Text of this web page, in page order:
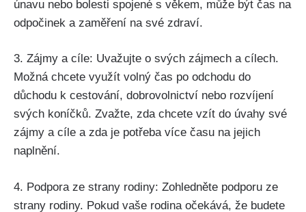
únavu nebo bolesti spojené s věkem, může být čas na
odpočinek a zaměření na své zdraví.
3. Zájmy a cíle: Uvažujte o svých zájmech a cílech.
Možná chcete využít volný čas po odchodu do
důchodu k cestování, dobrovolnictví nebo rozvíjení
svých koníčků. Zvažte, zda chcete vzít do úvahy své
zájmy a cíle a zda je potřeba více času na jejich
naplnění.
4. Podpora ze strany rodiny: Zohledněte podporu ze
strany rodiny. Pokud vaše rodina očekává, že budete